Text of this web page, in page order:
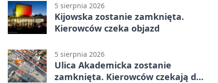
5 sierpnia 2026
Kijowska zostanie zamknięta.
Kierowców czeka objazd
5 sierpnia 2026
Ulica Akademicka zostanie
zamknięta. Kierowców czekają dwa